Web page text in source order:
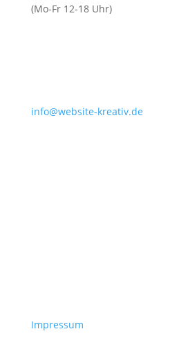
(Mo-Fr 12-18 Uhr)
info@website-kreativ.de
Impressum